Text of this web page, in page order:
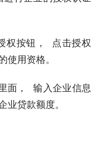
权按钮，  点击授权
使用资格。
面，  输入企业信息
业贷款额度。